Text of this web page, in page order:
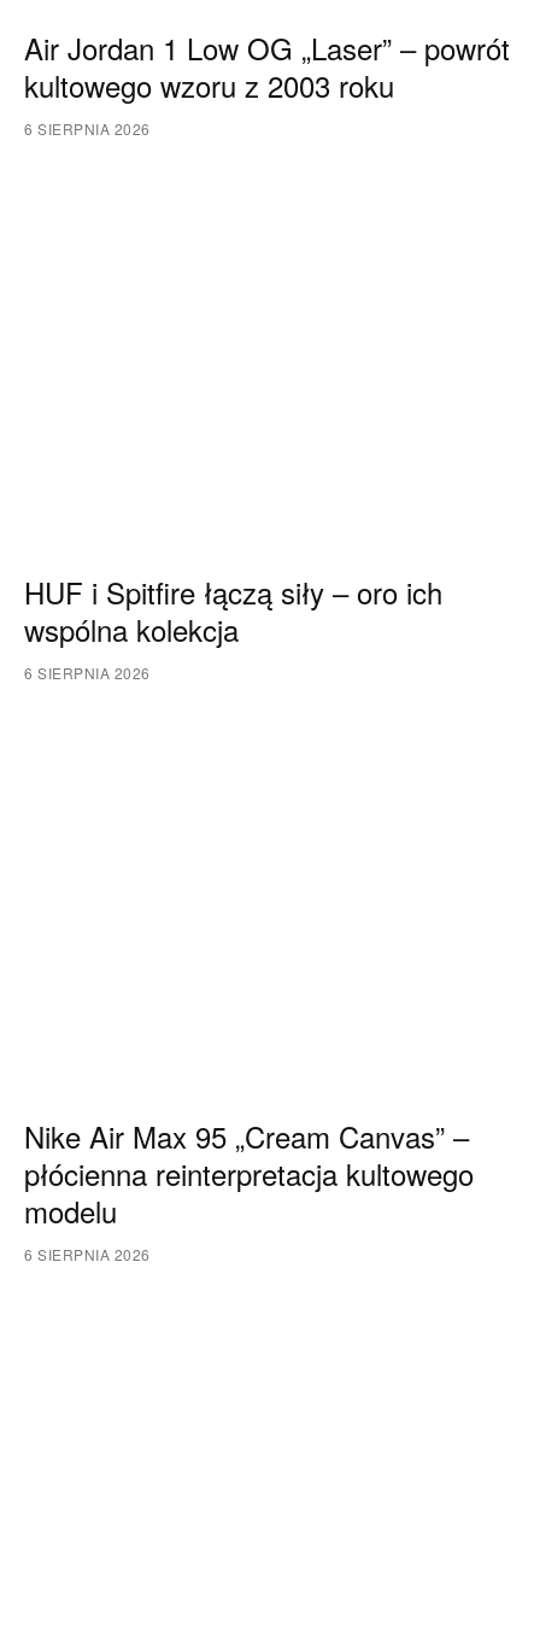
Air Jordan 1 Low OG „Laser” – powrót
kultowego wzoru z 2003 roku
6 SIERPNIA 2026
HUF i Spitfire łączą siły – oro ich
wspólna kolekcja
6 SIERPNIA 2026
Nike Air Max 95 „Cream Canvas” –
płócienna reinterpretacja kultowego
modelu
6 SIERPNIA 2026